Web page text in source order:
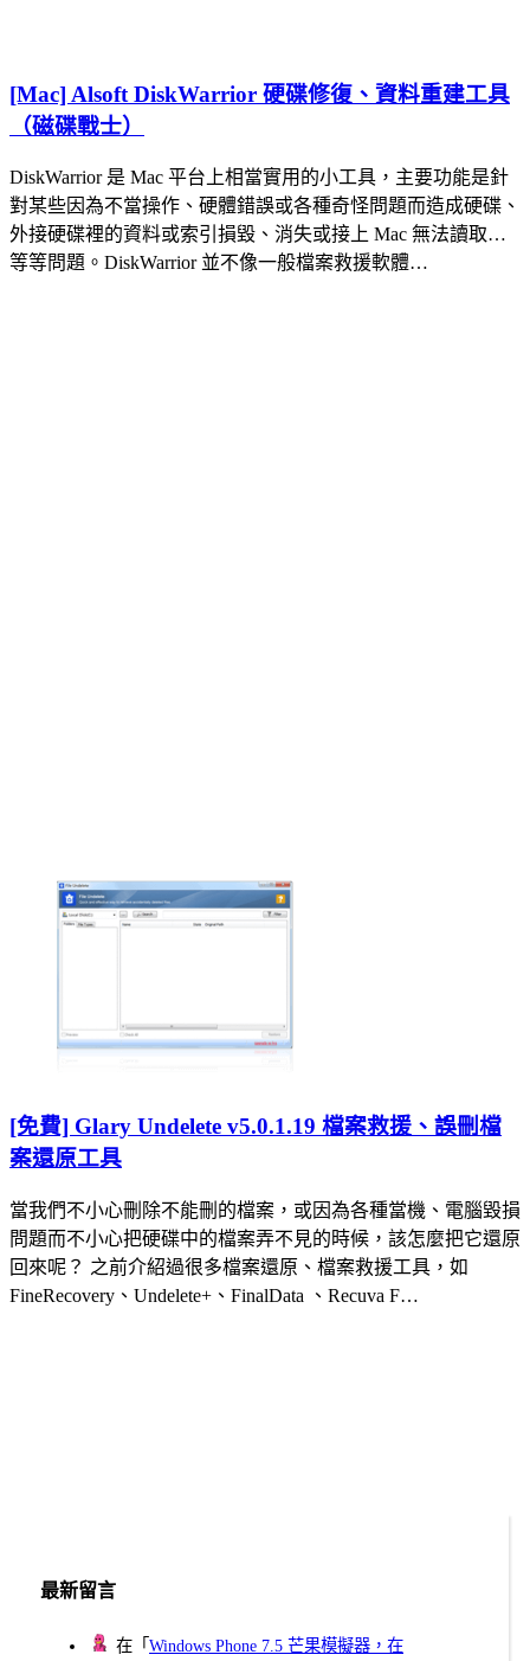
[Mac] Alsoft DiskWarrior 硬碟修復、資料重建工具
（磁碟戰士）
DiskWarrior 是 Mac 平台上相當實用的小工具，主要功能是針
對某些因為不當操作、硬體錯誤或各種奇怪問題而造成硬碟、
外接硬碟裡的資料或索引損毀、消失或接上 Mac 無法讀取…
等等問題。DiskWarrior 並不像一般檔案救援軟體…
[免費] Glary Undelete v5.0.1.19 檔案救援、誤刪檔
案還原工具
當我們不小心刪除不能刪的檔案，或因為各種當機、電腦毀損
問題而不小心把硬碟中的檔案弄不見的時候，該怎麼把它還原
回來呢？ 之前介紹過很多檔案還原、檔案救援工具，如
FineRecovery、Undelete+、FinalData 、Recuva F…
最新留言
在「Windows Phone 7.5 芒果模擬器，在